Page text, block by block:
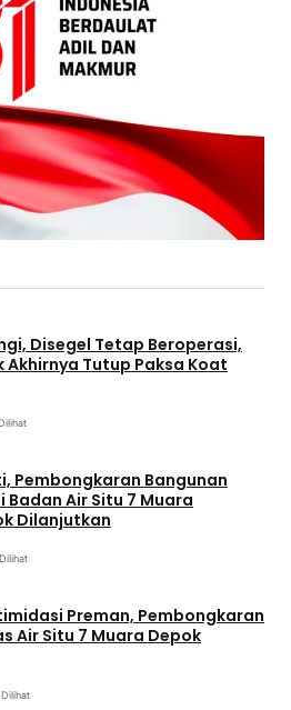
Disegel Tetap Beroperasi,
Akhirnya Tutup Paksa Koat
Pembongkaran Bangunan
Air Situ 7 Muara
Dilanjutkan
Preman, Pembongkaran
Air Situ 7 Muara Depok